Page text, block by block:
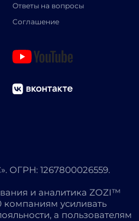
Ответы на вопросы
Соглашение
1267800026559.
и аналитика ZOZI™
компаниям усиливать
а пользователям